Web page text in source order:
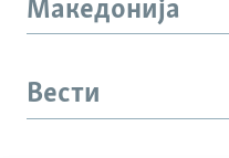
Македонија
Вести